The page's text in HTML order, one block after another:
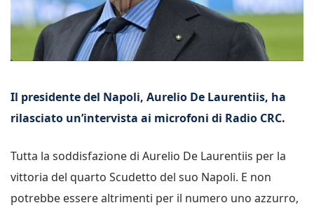
Il presidente del Napoli, Aurelio De Laurentiis, ha
rilasciato un’intervista ai microfoni di Radio CRC.
Tutta la soddisfazione di Aurelio De Laurentiis per la
vittoria del quarto Scudetto del suo Napoli. E non
potrebbe essere altrimenti per il numero uno azzurro,